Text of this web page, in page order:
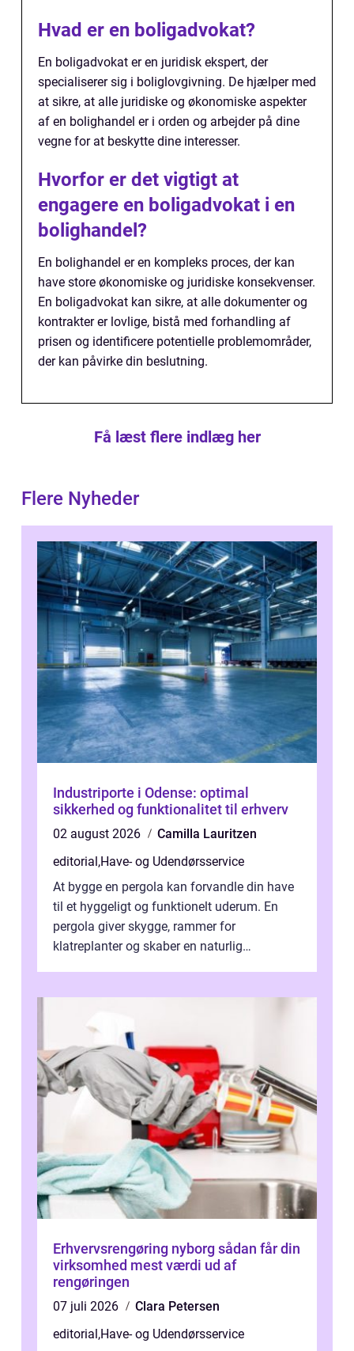
Hvad er en boligadvokat?
En boligadvokat er en juridisk ekspert, der
specialiserer sig i boliglovgivning. De hjælper med
at sikre, at alle juridiske og økonomiske aspekter
af en bolighandel er i orden og arbejder på dine
vegne for at beskytte dine interesser.
Hvorfor er det vigtigt at
engagere en boligadvokat i en
bolighandel?
En bolighandel er en kompleks proces, der kan
have store økonomiske og juridiske konsekvenser.
En boligadvokat kan sikre, at alle dokumenter og
kontrakter er lovlige, bistå med forhandling af
prisen og identificere potentielle problemområder,
der kan påvirke din beslutning.
Få læst flere indlæg her
Flere Nyheder
Industriporte i Odense: optimal
sikkerhed og funktionalitet til erhverv
02 august 2026
Camilla Lauritzen
editorial,Have- og Udendørsservice
At bygge en pergola kan forvandle din have
til et hyggeligt og funktionelt uderum. En
pergola giver skygge, rammer for
klatreplanter og skaber en naturlig
Erhvervsrengøring nyborg sådan får din
virksomhed mest værdi ud af
rengøringen
07 juli 2026
Clara Petersen
editorial,Have- og Udendørsservice